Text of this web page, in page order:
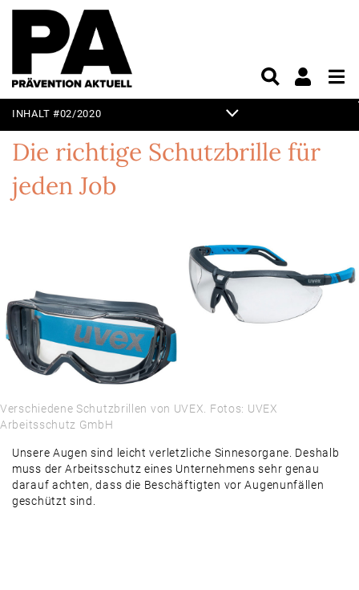
INHALT #02/2020
TITELTHEMA
EDITORIAL
VORSCHAU
Die richtige Schutzbrille für
jeden Job
Verschiedene Schutzbrillen von UVEX. Fotos: UVEX
Arbeitsschutz GmbH
Unsere Augen sind leicht verletzliche Sinnesorgane. Deshalb
muss der Arbeitsschutz eines Unternehmens sehr genau
darauf achten, dass die Beschäftigten vor Augenunfällen
geschützt sind.